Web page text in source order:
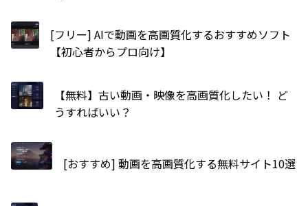
[フリー] AIで動画を高画質化するおすすめソフト
【初心者からプロ向け】
【無料】古い動画・映像を高画質化したい！ ど
うすればいい？
[おすすめ] 動画を高画質化する無料サイト10選